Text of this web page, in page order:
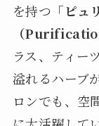
を持つ 「ピ
（
ラス、ティー
溢れるハーブ
ロンでも、空